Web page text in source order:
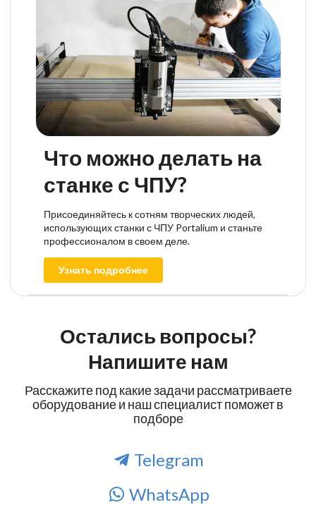
Что можно делать на
станке с ЧПУ?
Присоединяйтесь к сотням творческих людей,
использующих станки с ЧПУ Portalium и станьте
профессионалом в своем деле.
Узнать подробнее
Остались вопросы?
Напишите нам
Расскажите под какие задачи рассматриваете
оборудование и наш специалист поможет в
подборе
Telegram
WhatsApp